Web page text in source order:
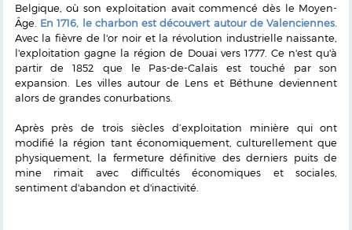
Belgique, où son exploitation avait commencé dès le Moyen-
Âge. En 1716, le charbon est découvert autour de Valenciennes.
Avec la fièvre de l'or noir et la révolution industrielle naissante,
l'exploitation gagne la région de Douai vers 1777. Ce n'est qu'à
partir de 1852 que le Pas-de-Calais est touché par son
expansion. Les villes autour de Lens et Béthune deviennent
alors de grandes conurbations.
Après près de trois siècles d’exploitation minière qui ont
modifié la région tant économiquement, culturellement que
physiquement, la fermeture définitive des derniers puits de
mine rimait avec difficultés économiques et sociales,
sentiment d'abandon et d'inactivité.